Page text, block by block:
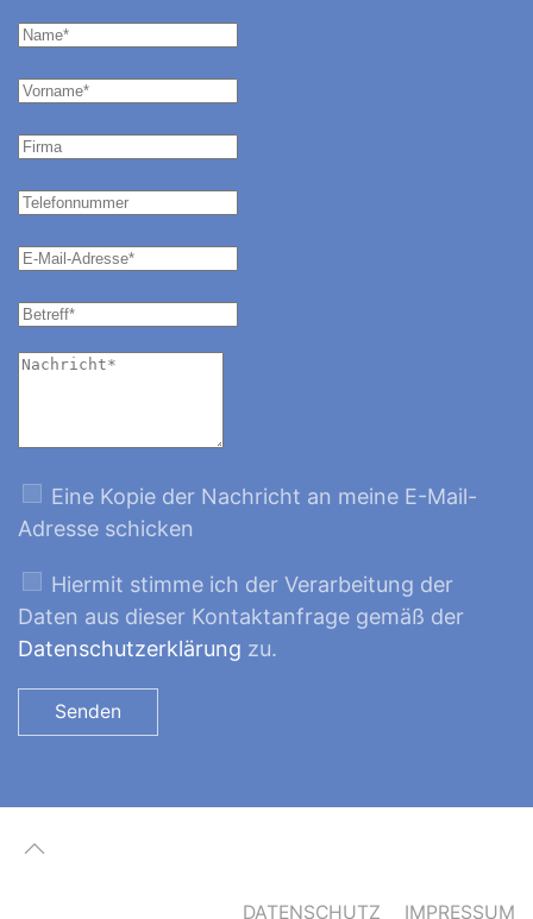
Eine Kopie der Nachricht an meine E-Mail-
Adresse schicken
Hiermit stimme ich der Verarbeitung der
Daten aus dieser Kontaktanfrage gemäß der
Datenschutzerklärung zu.
Senden
DATENSCHUTZ IMPRESSUM